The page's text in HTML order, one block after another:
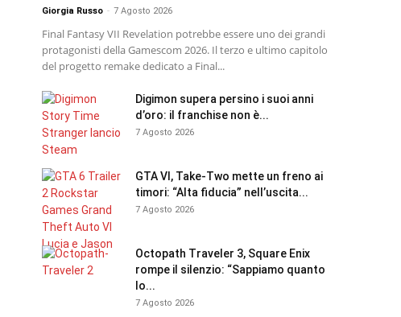
Giorgia Russo - 7 Agosto 2026
Final Fantasy VII Revelation potrebbe essere uno dei grandi
protagonisti della Gamescom 2026. Il terzo e ultimo capitolo
del progetto remake dedicato a Final...
Digimon supera persino i suoi anni
d’oro: il franchise non è...
7 Agosto 2026
GTA VI, Take-Two mette un freno ai
timori: “Alta fiducia” nell’uscita...
7 Agosto 2026
Octopath Traveler 3, Square Enix
rompe il silenzio: “Sappiamo quanto
lo...
7 Agosto 2026